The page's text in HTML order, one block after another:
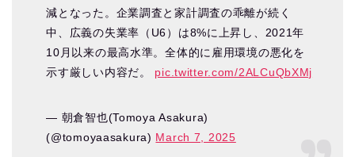
減となった。企業調査と家計調査の乖離が続く
中、広義の失業率（U6）は8%に上昇し、2021年
10月以来の最高水準。全体的に雇用環境の悪化を
示す厳しい内容だ。 pic.twitter.com/2ALCuQbXMj
— 朝倉智也(Tomoya Asakura)
(@tomoyaasakura) March 7, 2025